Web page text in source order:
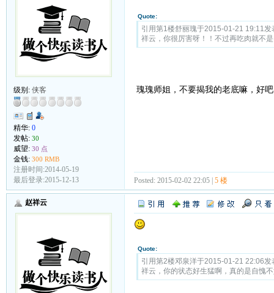
级别: 侠客
精华: 0
发帖: 30
威望: 30 点
金钱: 300 RMB
注册时间:2014-05-19
最后登录:2015-12-13
Quote:
引用第1楼舒丽瑰于2015-01-21 19:11发
祥云，你很厉害呀！！不过再吃肉就不
瑰瑰师姐，不要揭我的老底嘛，好
Posted: 2015-02-02 22:05 | 5 楼
赵祥云
Quote:
引用第2楼邓泉洋于2015-01-21 22:06发
祥云，你的状态好生猛啊，真的是自愧